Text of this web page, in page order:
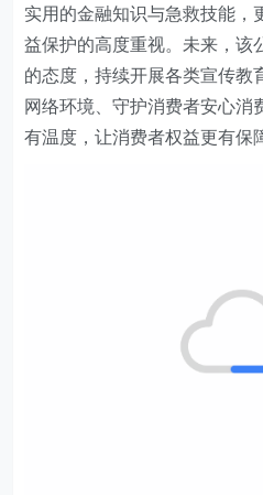
实用的金融知识与急救技能，
益保护的高度重视。未来，该
的态度，持续开展各类宣传教
网络环境、守护消费者安心消
有温度，让消费者权益更有保